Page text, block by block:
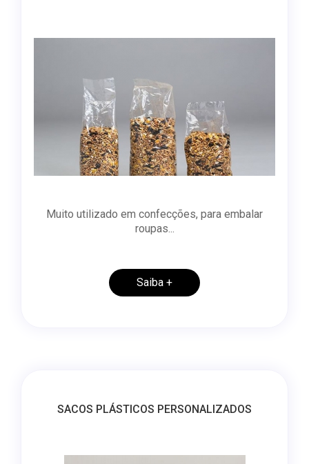
Muito utilizado em confecções, para embalar
roupas...
Saiba +
SACOS PLÁSTICOS PERSONALIZADOS